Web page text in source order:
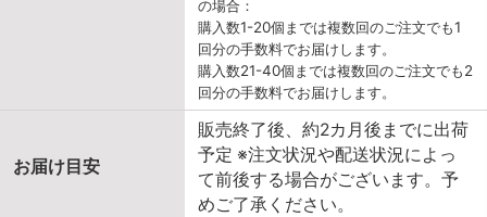
の場合：
購入数1-20個までは複数回のご注文でも1
回分の手数料でお届けします。
購入数21-40個までは複数回のご注文でも2
回分の手数料でお届けします。
お届け目安
販売終了後、約2カ月後までに出荷
予定 ※注文状況や配送状況によっ
て前後する場合がございます。予
めご了承ください。